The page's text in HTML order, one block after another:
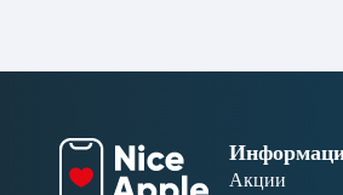
Акции